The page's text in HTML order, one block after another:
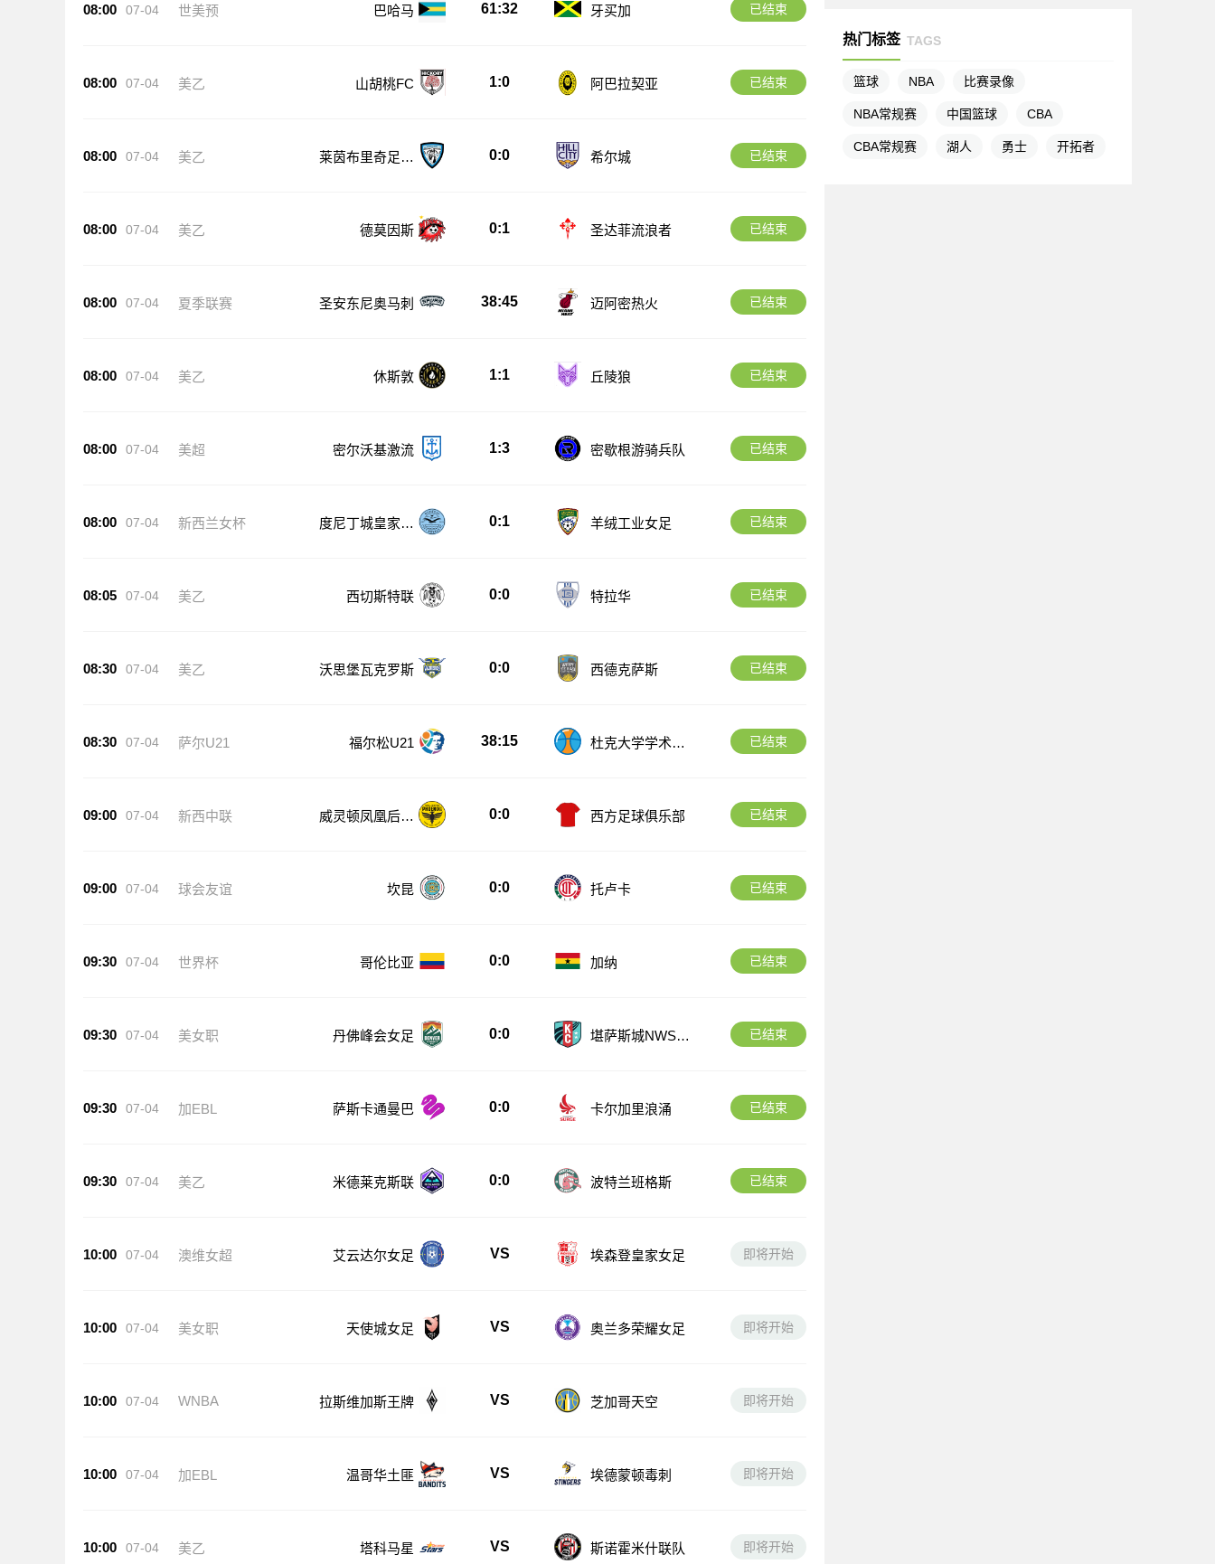
08:00 07-04 世美预 巴哈马 61:32 牙买加 已结束
08:00 07-04 美乙 山胡桃FC 1:0 阿巴拉契亚 已结束
08:00 07-04 美乙
莱茵布里奇足球
0:0 希尔城 已结束
08:00 07-04 美乙 德莫因斯 0:1 圣达菲流浪者 已结束
08:00 07-04 夏季联赛 圣安东尼奥马刺 38:45 迈阿密热火 已结束
08:00 07-04 美乙 休斯敦 1:1 丘陵狼 已结束
08:00 07-04 美超 密尔沃基激流 1:3 密歇根游骑兵队 已结束
08:00 07-04 新西兰女杯
度尼丁城皇家女
0:1 羊绒工业女足 已结束
08:05 07-04 美乙 西切斯特联 0:0 特拉华 已结束
08:30 07-04 美乙 沃思堡瓦克罗斯 0:0 西德克萨斯 已结束
08:30 07-04 萨尔U21 福尔松U21 38:15
杜克大学学术U2
已结束
09:00 07-04 新西中联
威灵顿凤凰后备
0:0 西方足球俱乐部 已结束
09:00 07-04 球会友谊 坎昆 0:0 托卢卡 已结束
09:30 07-04 世界杯 哥伦比亚 0:0 加纳 已结束
09:30 07-04 美女职 丹佛峰会女足 0:0
堪萨斯城NWSL
已结束
09:30 07-04 加EBL 萨斯卡通曼巴 0:0 卡尔加里浪涌 已结束
09:30 07-04 美乙 米德莱克斯联 0:0 波特兰班格斯 已结束
10:00 07-04 澳维女超 艾云达尔女足 VS 埃森登皇家女足 即将开始
10:00 07-04 美女职 天使城女足 VS 奥兰多荣耀女足 即将开始
10:00 07-04 WNBA 拉斯维加斯王牌 VS 芝加哥天空 即将开始
10:00 07-04 加EBL 温哥华土匪 VS 埃德蒙顿毒刺 即将开始
10:00 07-04 美乙 塔科马星 VS 斯诺霍米什联队 即将开始
热门标签 TAGS
篮球 NBA 比赛录像
NBA常规赛 中国篮球 CBA
CBA常规赛 湖人 勇士 开拓者